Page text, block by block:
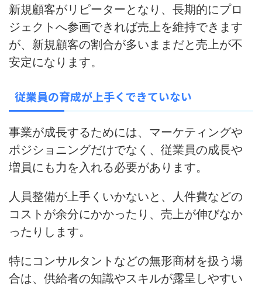
新規顧客がリピーターとなり、長期的にプロ
ジェクトへ参画できれば売上を維持できます
が、新規顧客の割合が多いままだと売上が不
安定になります。
従業員の育成が上手くできていない
事業が成長するためには、マーケティングや
ポジショニングだけでなく、従業員の成長や
増員にも力を入れる必要があります。
人員整備が上手くいかないと、
人件費などの
コストが余分にかかったり、売上が伸びなか
ったりします。
特にコンサルタントなどの無形商材を扱う場
合は、供給者の知識やスキルが露呈しやすい